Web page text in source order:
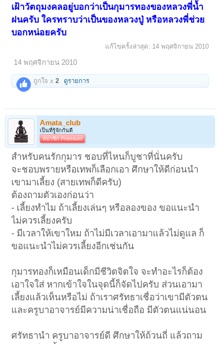
เฝ้าวัตถุมงคลอยู่บอกว่าเป็นกุมารทองของหลวงพี่น้ำ
ฝนครับ ใครทราบว่าเป็นของหลวงปู่ หรือหลวงพี่ช่วย
บอกหน่อยครับ
แก้ไขครั้งล่าสุด: 14 พฤศจิกายน 2010
14 พฤศจิกายน 2010
ถูกใจ x2 ดูรายการ
Amata_club
เป็นที่รู้จักกันดี
สมาชิก Premium
สำหรับคนรักกุมาร ชอบที่ไหนก็บูชาที่นั่นครับ
จะชอบพรายหรือเทพก็เลือกเอา ศึกษาให้ดีก่อนนำ
เขามาเลี้ยง (สายเทพก็ดีครับ)
ต้องถามตัวเองก่อนว่า
- เลี้ยงทำไม ถ้าเลี้ยงเล่นๆ หรือลองของ ขอแนะนำ
ไม่ควรเลี้ยงครับ
- มีเวลาให้เขาใหม ถ้าไม่มีเวลาเอามาแล้วไม่ดูแล ก็
ขอแนะนำไม่ควรเลี้ยงอีกเช่นกัน
กุมารทองก็เหมือนเด็กมีชีวิตจิตใจ จะทำอะไรก็ต้อง
เอาใจใส่ หากเข้าใจในจุดนี้ก็จัดไปครับ ส่วนเอามา
เลี้ยงแล้วเห็นหรือไม่ ถ้าเราศรัทธาเชื่อว่าเขามีตัวตน
และครูบาอาจารย์มีความน่าเชื่อถือ มีตัวตนแน่นอน
ศรัทธานำ ครูบาอาจารย์ดี ศึกษาให้ถ้วนถี่ แล้วถาม
2 ถัดไป >